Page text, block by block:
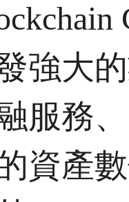
強大
服務
資產